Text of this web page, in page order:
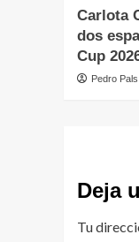
Carlota
dos
Cup
Pedro Pals
Deja
Tu